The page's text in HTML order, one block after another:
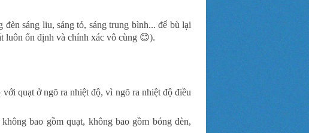
sáng liu, sáng tỏ, sáng trung bình... để bù lại
luôn ổn định và chính xác vô cùng 😊).
quạt ở ngõ ra nhiệt độ, vì ngõ ra nhiệt độ điều
bao gồm quạt, không bao gồm bóng đèn,